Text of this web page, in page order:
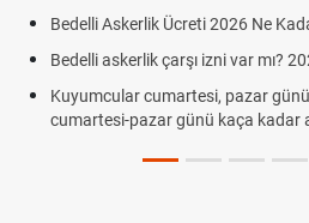
Bedelli Askerlik Ücreti 2026 Ne
Bedelli askerlik çarşı izni var mı?
Kuyumcular cumartesi, pazar
cumartesi-pazar günü kaça kadar